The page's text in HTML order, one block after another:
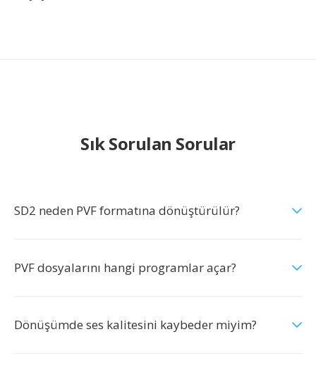
Sık Sorulan Sorular
SD2 neden PVF formatına dönüştürülür?
PVF dosyalarını hangi programlar açar?
Dönüşümde ses kalitesini kaybeder miyim?